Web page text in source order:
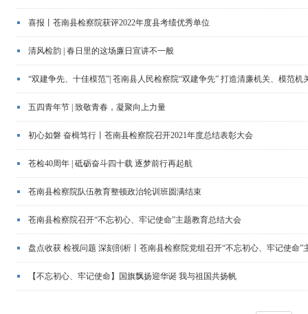
喜报丨苍南县检察院获评2022年度县考绩优秀单位
清风检韵 | 春日里的这场廉日宣讲不一般
“双建争先、十佳模范”| 苍南县人民检察院“双建争先” 打造清廉机关、模范机
五四青年节 | 致敬青春，凝聚向上力量
初心如磐 奋楫笃行丨苍南县检察院召开2021年度总结表彰大会
苍检40周年 | 砥砺奋斗四十载 逐梦前行再起航
苍南县检察院队伍教育整顿政治轮训班圆满结束
苍南县检察院召开“不忘初心、牢记使命”主题教育总结大会
盘点收获 检视问题 深刻剖析丨苍南县检察院党组召开“不忘初心、牢记使命”
【不忘初心、牢记使命】国旗飘扬迎华诞 我与祖国共扬帆